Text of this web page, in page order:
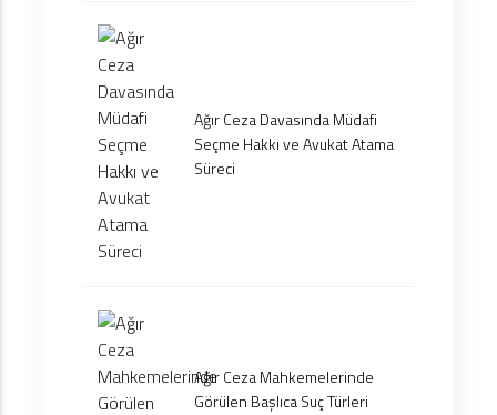
Ağır Ceza Davasında Müdafi
Seçme Hakkı ve Avukat Atama
Süreci
Ağır Ceza Mahkemelerinde
Görülen Başlıca Suç Türleri